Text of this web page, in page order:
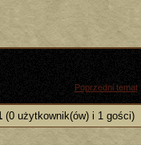
Poprzedni temat|
(0 użytkownik(ów) i 1 gości)